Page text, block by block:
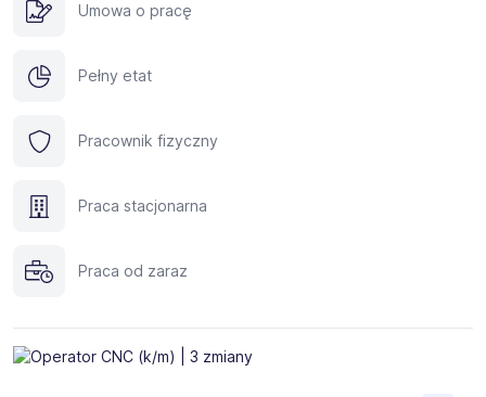
Umowa o pracę
Pełny etat
Pracownik fizyczny
Praca stacjonarna
Praca od zaraz